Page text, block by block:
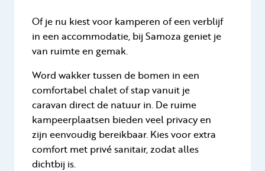
Of je nu kiest voor kamperen of een verblijf
in een accommodatie, bij Samoza geniet je
van ruimte en gemak.
Word wakker tussen de bomen in een
comfortabel chalet of stap vanuit je
caravan direct de natuur in. De ruime
kampeerplaatsen bieden veel privacy en
zijn eenvoudig bereikbaar. Kies voor extra
comfort met privé sanitair, zodat alles
dichtbij is.